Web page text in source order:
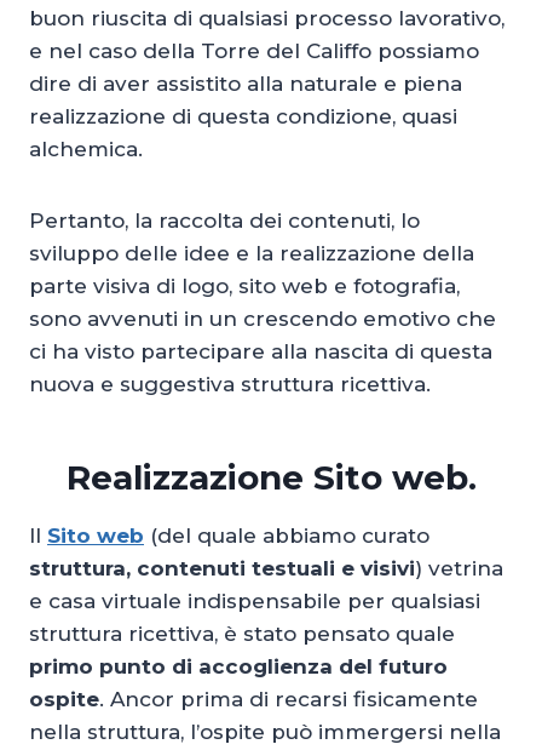
buon riuscita di qualsiasi processo lavorativo,
e nel caso della Torre del Califfo possiamo
dire di aver assistito alla naturale e piena
realizzazione di questa condizione, quasi
alchemica.
Pertanto, la raccolta dei contenuti, lo
sviluppo delle idee e la realizzazione della
parte visiva di logo, sito web e fotografia,
sono avvenuti in un crescendo emotivo che
ci ha visto partecipare alla nascita di questa
nuova e suggestiva struttura ricettiva.
Realizzazione Sito web.
Il Sito web (del quale abbiamo curato
struttura, contenuti testuali e visivi) vetrina
e casa virtuale indispensabile per qualsiasi
struttura ricettiva, è stato pensato quale
primo punto di accoglienza del futuro
ospite. Ancor prima di recarsi fisicamente
nella struttura, l’ospite può immergersi nella